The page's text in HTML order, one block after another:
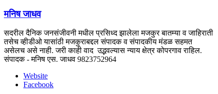
मनिष जाधव
सदरील दैनिक जनसंजीवनी मधील प्रसिध्द झालेला मजकुर बातम्या व जाहिराती
तसेच व्हीडीओ यासांठी मजकुराबद्दल संपादक व संपादकीय मंडळ सहमत
असेलच असे नाही. जरी काही वाद उद्भवल्यास न्याय क्षेत्र कोपरगाव राहिल.
संपादक - मनिष एस. जाधव 9823752964
Website
Facebook